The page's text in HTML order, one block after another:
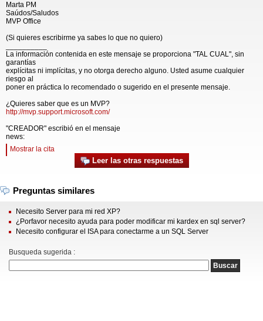
Marta PM
Saúdos/Saludos
MVP Office
(Si quieres escribirme ya sabes lo que no quiero)
La información contenida en este mensaje se proporciona "TAL CUAL", sin
garantías
explícitas ni implícitas, y no otorga derecho alguno. Usted asume cualquier
riesgo al
poner en práctica lo recomendado o sugerido en el presente mensaje.
¿Quieres saber que es un MVP?
http://mvp.support.microsoft.com/
"CREADOR" escribió en el mensaje
news:
Mostrar la cita
Leer las otras respuestas
Preguntas similares
Necesito Server para mi red XP?
¿Porfavor necesito ayuda para poder modificar mi kardex en sql server?
Necesito configurar el ISA para conectarme a un SQL Server
Busqueda sugerida :